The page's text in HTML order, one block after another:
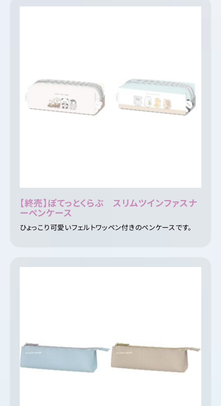
【終売】ぽてっとくらぶ スリムツインファスナ
ーペンケース
ひょっこり可愛いフェルトワッペン付きのペンケースです。